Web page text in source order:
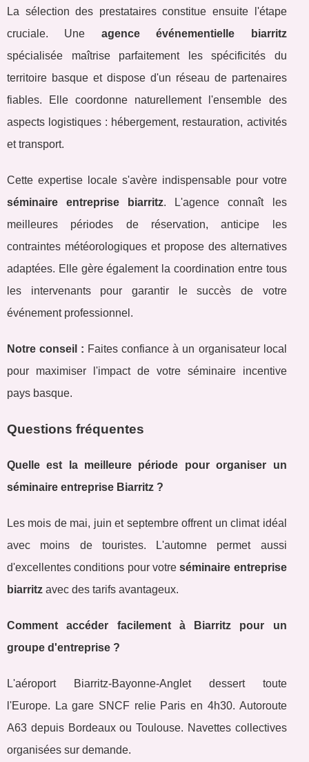
La sélection des prestataires constitue ensuite l'étape
cruciale. Une agence événementielle biarritz
spécialisée maîtrise parfaitement les spécificités du
territoire basque et dispose d'un réseau de partenaires
fiables. Elle coordonne naturellement l'ensemble des
aspects logistiques : hébergement, restauration, activités
et transport.
Cette expertise locale s'avère indispensable pour votre
séminaire entreprise biarritz. L'agence connaît les
meilleures périodes de réservation, anticipe les
contraintes météorologiques et propose des alternatives
adaptées. Elle gère également la coordination entre tous
les intervenants pour garantir le succès de votre
événement professionnel.
Notre conseil : Faites confiance à un organisateur local
pour maximiser l'impact de votre séminaire incentive
pays basque.
Questions fréquentes
Quelle est la meilleure période pour organiser un
séminaire entreprise Biarritz ?
Les mois de mai, juin et septembre offrent un climat idéal
avec moins de touristes. L'automne permet aussi
d'excellentes conditions pour votreséminaire entreprise
biarritz avec des tarifs avantageux.
Comment accéder facilement à Biarritz pour un
groupe d'entreprise ?
L'aéroport Biarritz-Bayonne-Anglet dessert toute
l'Europe. La gare SNCF relie Paris en 4h30. Autoroute
A63 depuis Bordeaux ou Toulouse. Navettes collectives
organisées sur demande.